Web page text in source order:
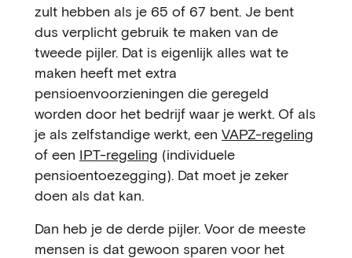
zult hebben als je 65 of 67 bent. Je bent
dus verplicht gebruik te maken van de
tweede pijler. Dat is eigenlijk alles wat te
maken heeft met extra
pensioenvoorzieningen die geregeld
worden door het bedrijf waar je werkt. Of als
je als zelfstandige werkt, een VAPZ-regeling
of een IPT-regeling (individuele
pensioentoezegging). Dat moet je zeker
doen als dat kan.
Dan heb je de derde pijler. Voor de meeste
mensen is dat gewoon sparen voor het